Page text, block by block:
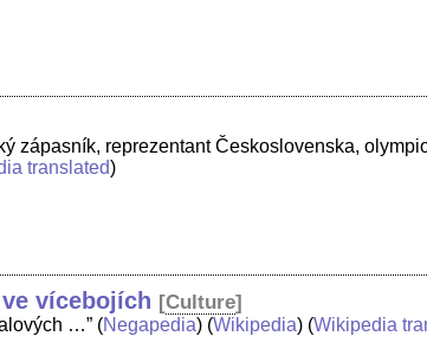
zápasník, reprezentant Československa,
translated)
vícebojích [Culture]
…” (Negapedia) (Wikipedia) (Wikipedia